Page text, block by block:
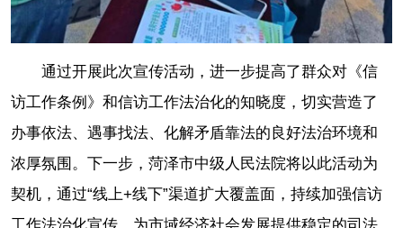
通过开展此次宣传活动，进一步提高了群众对《信
访工作条例》和信访工作法治化的知晓度，切实营造了
办事依法、遇事找法、化解矛盾靠法的良好法治环境和
浓厚氛围。下一步，菏泽市中级人民法院将以此活动为
契机，通过“线上+线下”渠道扩大覆盖面，持续加强信访